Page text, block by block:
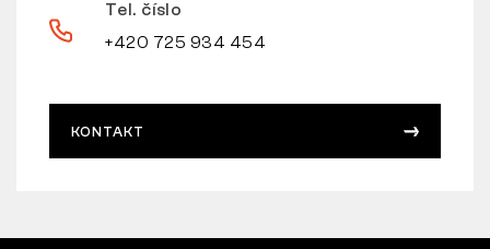
Tel. číslo
+420 725 934 454
KONTAKT